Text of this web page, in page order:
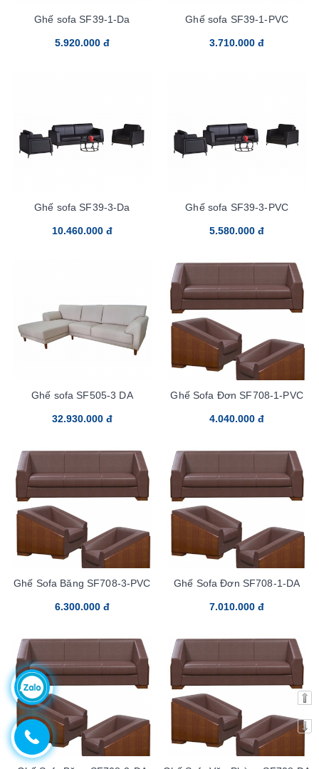
Ghế sofa SF39-1-Da
5.920.000 đ
Ghế sofa SF39-1-PVC
3.710.000 đ
Ghế sofa SF39-3-Da
10.460.000 đ
Ghế sofa SF39-3-PVC
5.580.000 đ
Ghế sofa SF505-3 DA
32.930.000 đ
Ghế Sofa Đơn SF708-1-PVC
4.040.000 đ
Ghế Sofa Băng SF708-3-PVC
6.300.000 đ
Ghế Sofa Đơn SF708-1-DA
7.010.000 đ